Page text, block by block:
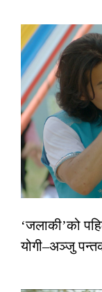
‘जलाकी’को
योगी–अञ्जु